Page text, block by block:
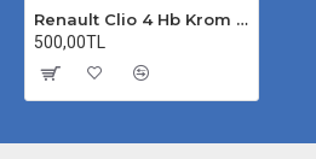
Renault Clio 4 Hb Krom Yan Kapı Çıtası Yazılı 2012-2019 Paslanmaz Çelik
500,00TL